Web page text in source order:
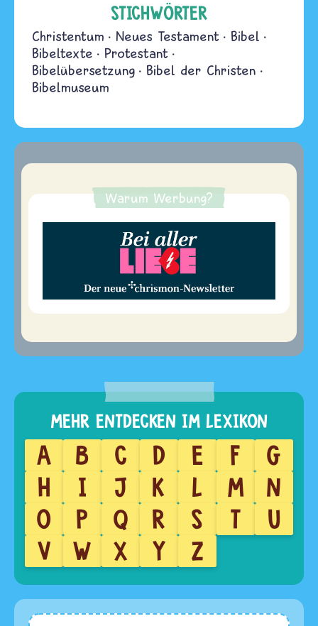
STICHWÖRTER
Christentum Neues Testament
Bibel
Bibeltexte
Protestant
Bibelübersetzung
Bibel der Christen
Bibelmuseum
Warum Werbung?
A B C D E F
G
H
I J K L M
N
O
P Q R S T
U
V
W X Y Z